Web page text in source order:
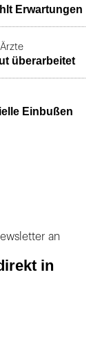
Erwartungen
überarbeitet
Einbußen
an
in